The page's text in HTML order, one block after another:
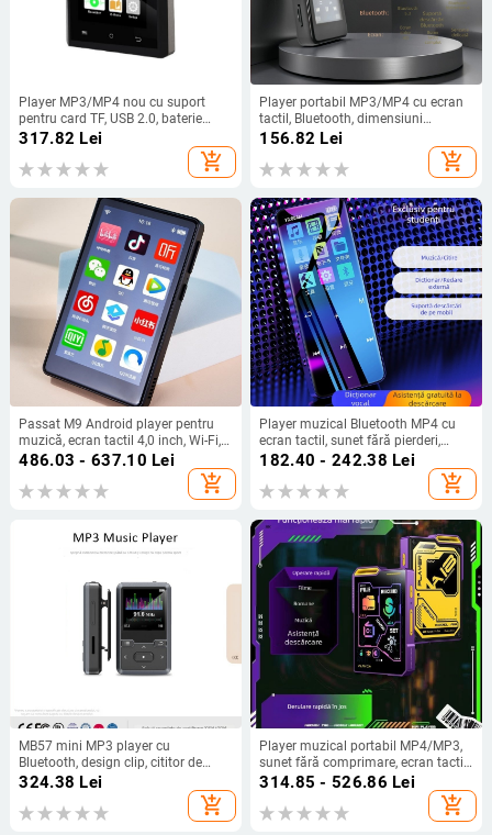
Player MP3/MP4 nou cu suport
pentru card TF, USB 2.0, baterie
450mAh (până la 5 zile), formate
MP3/WMA/WAV, ecran monocrom
160×128, meniu în 24 de limbi,
317.82 Lei
add_shopping_cart
Player portabil MP3/MP4 cu ecran
tactil, Bluetooth, dimensiuni
compacte, pentru învățarea
156.82 Lei
add_shopping_cart
Passat M9 Android player pentru
muzică, ecran tactil 4,0 inch, Wi-Fi,
Bluetooth, MP3/4/5/6, radio FM,
card TF, suport limbă engleză
486.03 - 637.10 Lei
add_shopping_cart
Player muzical Bluetooth MP4 cu
ecran tactil, sunet fără pierderi,
înregistrare vocală și redare MP3
182.40 - 242.38 Lei
add_shopping_cart
MB57 mini MP3 player cu
Bluetooth, design clip, cititor de
eBook, ecran monocrom 1,5 in,
suport TF card și USB 2.0, redă
MP3/WMA/WAV/OGG/FLAC/APE
324.38 Lei
add_shopping_cart
Player muzical portabil MP4/MP3,
sunet fără comprimare, ecran tactil,
stil Walkman
314.85 - 526.86 Lei
add_shopping_cart